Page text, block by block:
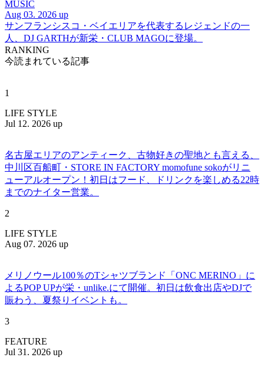
MUSIC
Aug 03. 2026 up
サンフランシスコ・ベイエリアを代表するレジェンドの一
人、DJ GARTHが新栄・CLUB MAGOに登場。
RANKING
今読まれている記事
1
LIFE STYLE
Jul 12. 2026 up
名古屋エリアのアンティーク、古物好きの聖地とも言える、
中川区百船町・STORE IN FACTORY momofune sokoがリニ
ューアルオープン！初日はフード、ドリンクを楽しめる22時
までのナイター営業。
2
LIFE STYLE
Aug 07. 2026 up
メリノウール100％のTシャツブランド「ONC MERINO」に
よるPOP UPが栄・unlike.にて開催。初日は飲食出店やDJで
賑わう、夏祭りイベントも。
3
FEATURE
Jul 31. 2026 up